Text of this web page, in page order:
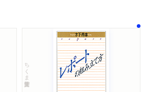
ちくま学芸文庫